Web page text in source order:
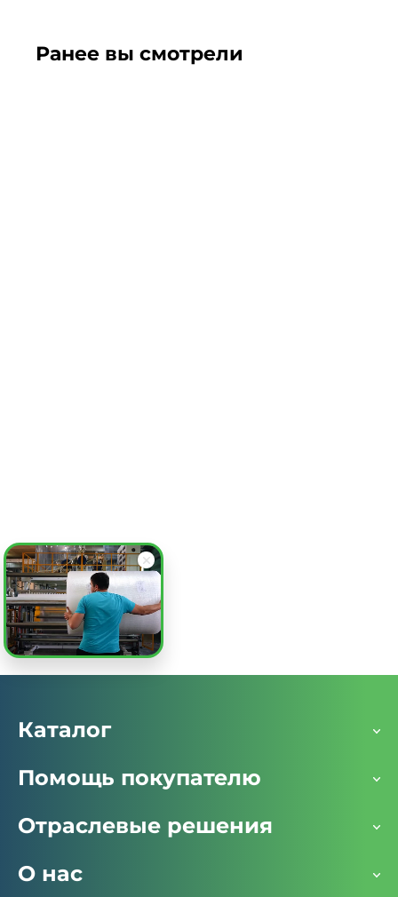
Ранее вы смотрели
Заказать
Каталог
Помощь покупателю
Отраслевые решения
О нас